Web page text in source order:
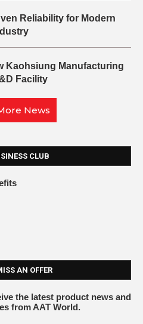
Reliability for Modern
Kaohsiung Manufacturing
Facility
News
CLUB
AN OFFER
the latest product news and
from AAT World.